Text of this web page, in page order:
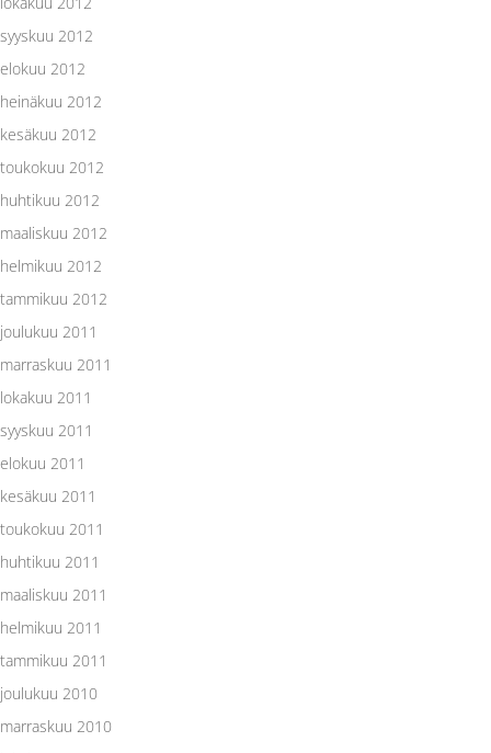
syyskuu 2012
elokuu 2012
heinäkuu 2012
kesäkuu 2012
toukokuu 2012
huhtikuu 2012
maaliskuu 2012
helmikuu 2012
tammikuu 2012
joulukuu 2011
marraskuu 2011
lokakuu 2011
syyskuu 2011
elokuu 2011
kesäkuu 2011
toukokuu 2011
huhtikuu 2011
maaliskuu 2011
helmikuu 2011
tammikuu 2011
joulukuu 2010
marraskuu 2010